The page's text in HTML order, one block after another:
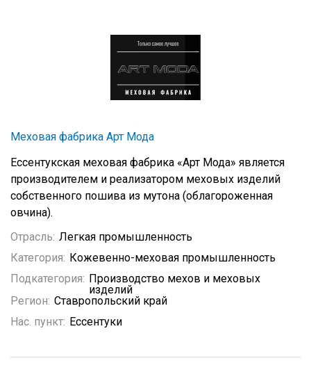
Меховая фабрика Арт Мода
Ессентукская меховая фабрика «Арт Мода» является
производителем и реализатором меховых изделий
собственного пошива из мутона (облагороженная
овчина).
Отрасль: Легкая промышленность
Категория: Кожевенно-меховая промышленность
Подкатегория: Производство мехов и меховых
изделий
Регион: Ставропольский край
Нас. пункт: Ессентуки